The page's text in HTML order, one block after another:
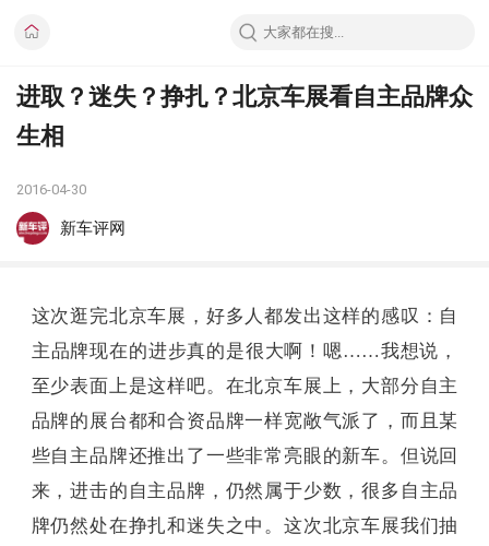
进取？迷失？挣扎？北京车展看自主品牌众
生相
2016-04-30
新车评网
这次逛完北京车展，好多人都发出这样的感叹：自
主品牌现在的进步真的是很大啊！嗯……我想说，
至少表面上是这样吧。在北京车展上，大部分自主
品牌的展台都和合资品牌一样宽敞气派了，而且某
些自主品牌还推出了一些非常亮眼的新车。但说回
来，进击的自主品牌，仍然属于少数，很多自主品
牌仍然处在挣扎和迷失之中。这次北京车展我们抽